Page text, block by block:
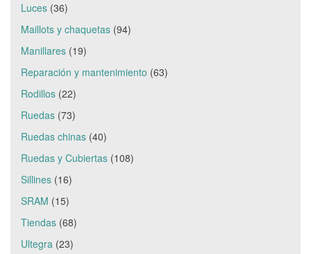
Luces (36)
Maillots y chaquetas (94)
Manillares (19)
Reparación y mantenimiento (63)
Rodillos (22)
Ruedas (73)
Ruedas chinas (40)
Ruedas y Cubiertas (108)
Sillines (16)
SRAM (15)
Tiendas (68)
Ultegra (23)